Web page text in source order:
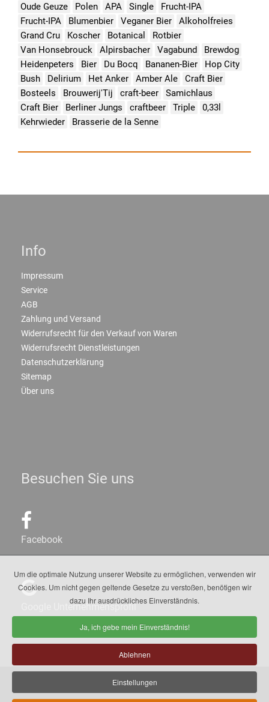
Um die optimale Nutzung unserer Website zu ermöglichen, verwenden wir
Cookies. Um nicht gegen geltende Gesetze zu verstoßen, benötigen wir
dazu Ihr ausdrückliches Einverständnis.
Ja, ich gebe mein Einverständnis!
Ablehnen
Einstellungen
Oude Geuze
Polen APA Single
Frucht-IPA
Frucht-IPA
Blumenbier Veganer Bier
Alkoholfreies
Grand Cru
Koscher Botanical
Rotbier
Van Honsebrouck
Alpirsbacher Vagabund
Brewdog
Heidenpeters
Bier Du Bocq Bananen-Bier
Hop City
Bush
Delirium Het Anker Amber Ale
Craft Bier
Bosteels
Brouwerij'Tij craft-beer
Samichlaus
Craft Bier
Berliner Jungs craftbeer Triple
0,33l
Kehrwieder
Brasserie de la Senne
Info
Impressum
Service
AGB
Zahlung und Versand
Widerrufsrecht für den Verkauf von Waren
Widerrufsrecht Dienstleistungen
Datenschutzerklärung
Sitemap
Über uns
Besuchen Sie uns
Facebook
Google Unternehmensprofil
© 1999 -2026Bierlinie GmbH